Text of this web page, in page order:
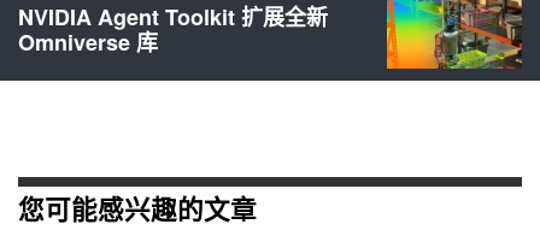
NVIDIA Agent Toolkit 扩展全新
Omniverse 库
您可能感兴趣的文章